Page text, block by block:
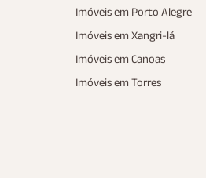
Imóveis em Porto Alegre
Imóveis em Xangri-lá
Imóveis em Canoas
Imóveis em Torres